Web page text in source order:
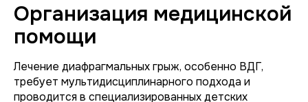
Организация медицинской
помощи
Лечение диафрагмальных грыж, особенно ВДГ,
требует мультидисциплинарного подхода и
проводится в специализированных детских